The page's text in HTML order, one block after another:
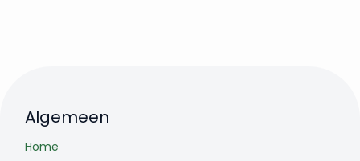
Algemeen
Home